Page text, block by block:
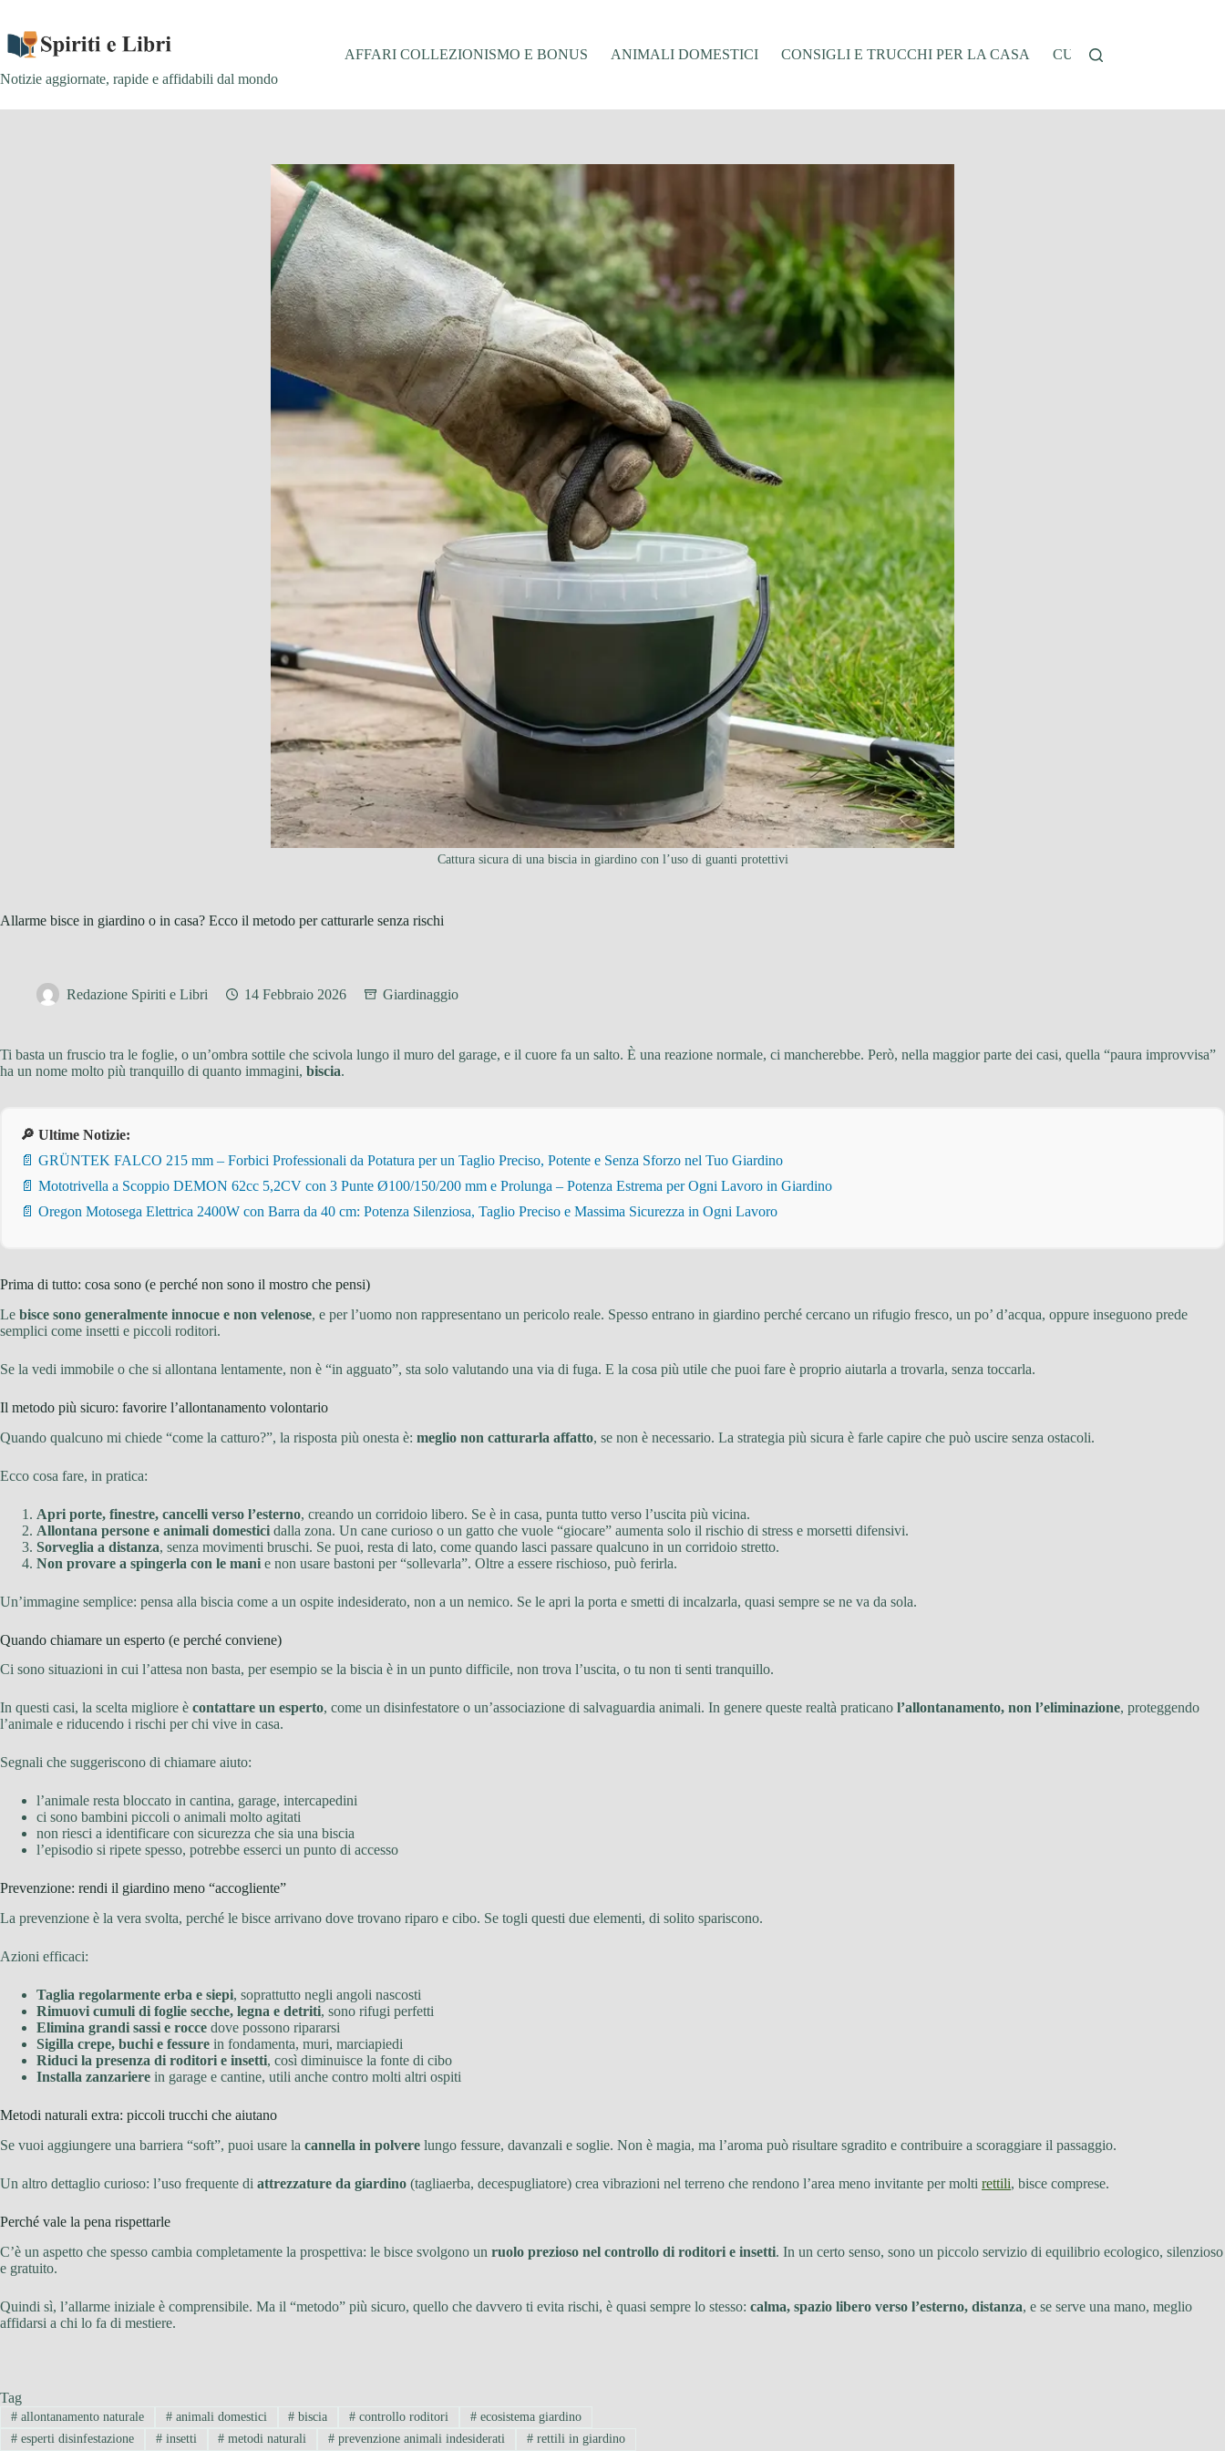
contenuto
Notizie aggiornate, rapide e affidabili dal mondo
AFFARI COLLEZIONISMO E BONUS ANIMALI DOMESTICI CONSIGLI E TRUCCHI PER LA CASA CUCINA E RICETTE
Cattura sicura di una biscia in giardino con l’uso di guanti protettivi
Allarme bisce in giardino o in casa? Ecco il metodo per catturarle senza rischi
Redazione Spiriti e Libri 14 Febbraio 2026 Giardinaggio
Ti basta un fruscio tra le foglie, o un’ombra sottile che scivola lungo il muro del garage, e il cuore fa un salto. È una reazione normale, ci mancherebbe. Però, nella maggior parte dei casi, quella “paura improvvisa”
ha un nome molto più tranquillo di quanto immagini, biscia.
🔎 Ultime Notizie:
📄 GRÜNTEK FALCO 215 mm – Forbici Professionali da Potatura per un Taglio Preciso, Potente e Senza Sforzo nel Tuo Giardino
📄 Mototrivella a Scoppio DEMON 62cc 5,2CV con 3 Punte Ø100/150/200 mm e Prolunga – Potenza Estrema per Ogni Lavoro in Giardino
📄 Oregon Motosega Elettrica 2400W con Barra da 40 cm: Potenza Silenziosa, Taglio Preciso e Massima Sicurezza in Ogni Lavoro
Prima di tutto: cosa sono (e perché non sono il mostro che pensi)
Le bisce sono generalmente innocue e non velenose, e per l’uomo non rappresentano un pericolo reale. Spesso entrano in giardino perché cercano un rifugio fresco, un po’ d’acqua, oppure inseguono prede
semplici come insetti e piccoli roditori.
Se la vedi immobile o che si allontana lentamente, non è “in agguato”, sta solo valutando una via di fuga. E la cosa più utile che puoi fare è proprio aiutarla a trovarla, senza toccarla.
Il metodo più sicuro: favorire l’allontanamento volontario
Quando qualcuno mi chiede “come la catturo?”, la risposta più onesta è: meglio non catturarla affatto, se non è necessario. La strategia più sicura è farle capire che può uscire senza ostacoli.
Ecco cosa fare, in pratica:
Apri porte, finestre, cancelli verso l’esterno, creando un corridoio libero. Se è in casa, punta tutto verso l’uscita più vicina.
Allontana persone e animali domestici dalla zona. Un cane curioso o un gatto che vuole “giocare” aumenta solo il rischio di stress e morsetti difensivi.
Sorveglia a distanza, senza movimenti bruschi. Se puoi, resta di lato, come quando lasci passare qualcuno in un corridoio stretto.
Non provare a spingerla con le mani e non usare bastoni per “sollevarla”. Oltre a essere rischioso, può ferirla.
Un’immagine semplice: pensa alla biscia come a un ospite indesiderato, non a un nemico. Se le apri la porta e smetti di incalzarla, quasi sempre se ne va da sola.
Quando chiamare un esperto (e perché conviene)
Ci sono situazioni in cui l’attesa non basta, per esempio se la biscia è in un punto difficile, non trova l’uscita, o tu non ti senti tranquillo.
In questi casi, la scelta migliore è contattare un esperto, come un disinfestatore o un’associazione di salvaguardia animali. In genere queste realtà praticano l’allontanamento, non l’eliminazione, proteggendo
l’animale e riducendo i rischi per chi vive in casa.
Segnali che suggeriscono di chiamare aiuto:
l’animale resta bloccato in cantina, garage, intercapedini
ci sono bambini piccoli o animali molto agitati
non riesci a identificare con sicurezza che sia una biscia
l’episodio si ripete spesso, potrebbe esserci un punto di accesso
Prevenzione: rendi il giardino meno “accogliente”
La prevenzione è la vera svolta, perché le bisce arrivano dove trovano riparo e cibo. Se togli questi due elementi, di solito spariscono.
Azioni efficaci:
Taglia regolarmente erba e siepi, soprattutto negli angoli nascosti
Rimuovi cumuli di foglie secche, legna e detriti, sono rifugi perfetti
Elimina grandi sassi e rocce dove possono ripararsi
Sigilla crepe, buchi e fessure in fondamenta, muri, marciapiedi
Riduci la presenza di roditori e insetti, così diminuisce la fonte di cibo
Installa zanzariere in garage e cantine, utili anche contro molti altri ospiti
Metodi naturali extra: piccoli trucchi che aiutano
Se vuoi aggiungere una barriera “soft”, puoi usare la cannella in polvere lungo fessure, davanzali e soglie. Non è magia, ma l’aroma può risultare sgradito e contribuire a scoraggiare il passaggio.
Un altro dettaglio curioso: l’uso frequente di attrezzature da giardino (tagliaerba, decespugliatore) crea vibrazioni nel terreno che rendono l’area meno invitante per molti rettili, bisce comprese.
Perché vale la pena rispettarle
C’è un aspetto che spesso cambia completamente la prospettiva: le bisce svolgono un ruolo prezioso nel controllo di roditori e insetti. In un certo senso, sono un piccolo servizio di equilibrio ecologico, silenzioso
e gratuito.
Quindi sì, l’allarme iniziale è comprensibile. Ma il “metodo” più sicuro, quello che davvero ti evita rischi, è quasi sempre lo stesso: calma, spazio libero verso l’esterno, distanza, e se serve una mano, meglio
affidarsi a chi lo fa di mestiere.
Tag
#allontanamento naturale #animali domestici # biscia # controllo roditori # ecosistema giardino
#esperti disinfestazione #insetti # metodi naturali # prevenzione animali indesiderati # rettili in giardino